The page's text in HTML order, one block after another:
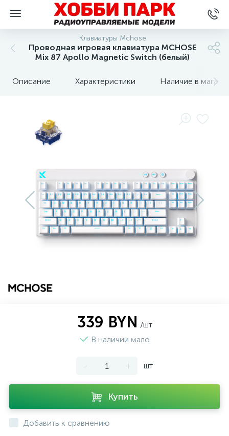
Клавиатуры Mchose
Проводная игровая клавиатура MCHOSE
Mix 87 Apollo Magnetic Switch (белый)
Описание Характеристики Наличие в
339 BYN /шт
В наличии мало
- + шт
Купить
Добавить к сравнению